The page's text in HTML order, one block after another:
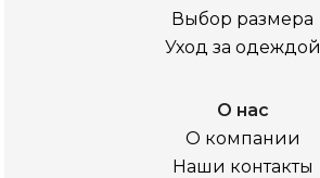
Выбор размера
Уход за одеждой
О нас
О компании
Наши контакты